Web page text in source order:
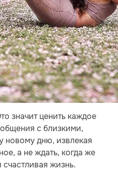
значит ценить каждое
с близкими,
новому дню, извлекая
а не ждать, когда же
счастливая жизнь.